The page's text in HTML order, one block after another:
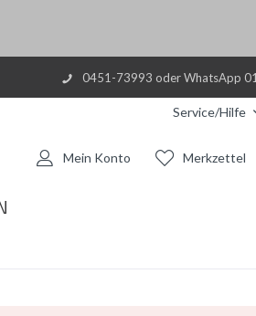
0451-73993 oder WhatsApp
Service/Hilfe
Merkzettel
Mein Konto